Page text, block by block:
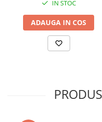
IN STOC
ADAUGA IN COS